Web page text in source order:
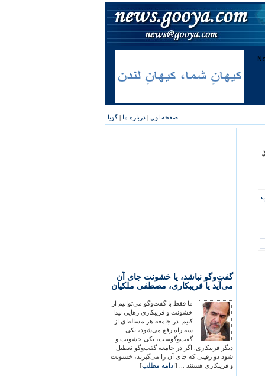
صفحه اول | درباره ما |گویا
گفت‌وگو نباشد، یا خشونت جای آن
می‌آید یا فریبکاری، مصطفی ملکیان
ما فقط با گفت‌وگو می‌توانیم از
خشونت و فریبکاری رهایی پیدا
کنیم. در جامعه هر مساله‌ای از
سه راه رفع می‌شود، یکی
گفت‌وگوست، یکی خشونت و
دیگر فریبکاری. اگر در جامعه گفت‌وگو تعطیل
شود دو رقیبی که جای آن را می‌گیرند، خشونت
و فریبکاری هستند ... [ادامه مطلب]